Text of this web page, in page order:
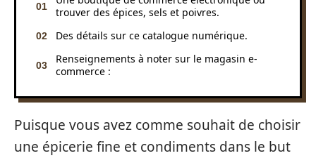
trouver des épices, sels et poivres.
Des détails sur ce catalogue numérique.
Renseignements à noter sur le magasin e-
commerce :
Puisque vous avez comme souhait de choisir
une épicerie fine et condiments dans le but